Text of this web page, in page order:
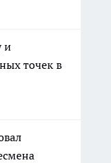
и
точек в